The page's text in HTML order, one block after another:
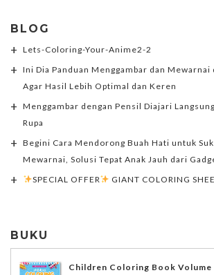
BLOG
Lets-Coloring-Your-Anime2-2
Ini Dia Panduan Menggambar dan Mewarnai
Agar Hasil Lebih Optimal dan Keren
Menggambar dengan Pensil Diajari
Rupa
Begini Cara Mendorong Buah Hati untuk
Mewarnai, Solusi Tepat Anak Jauh dari
SPECIAL OFFER
GIANT COLORING
BUKU
Children Coloring Book Volume